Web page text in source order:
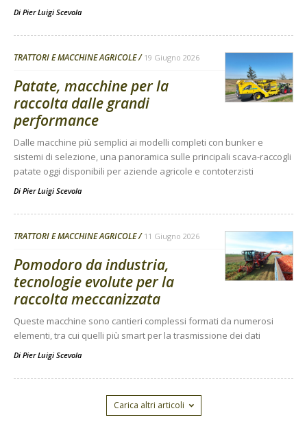
Di Pier Luigi Scevola
TRATTORI E MACCHINE AGRICOLE 19 Giugno 2026
Patate, macchine per la
raccolta dalle grandi
performance
Dalle macchine più semplici ai modelli completi con bunker e
sistemi di selezione, una panoramica sulle principali scava-raccogli
patate oggi disponibili per aziende agricole e contoterzisti
Di Pier Luigi Scevola
TRATTORI E MACCHINE AGRICOLE 11 Giugno 2026
Pomodoro da industria,
tecnologie evolute per la
raccolta meccanizzata
Queste macchine sono cantieri complessi formati da numerosi
elementi, tra cui quelli più smart per la trasmissione dei dati
Di Pier Luigi Scevola
Carica altri articoli